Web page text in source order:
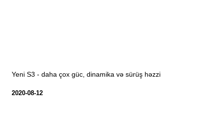
Yeni S3 - daha çox güc, dinamika və sürüş həzzi
2020-08-12